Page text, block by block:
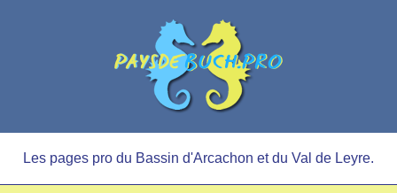
Les pages pro du Bassin d'Arcachon et du Val de Leyre.